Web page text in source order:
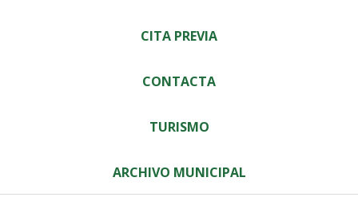
CITA PREVIA
CONTACTA
TURISMO
ARCHIVO MUNICIPAL